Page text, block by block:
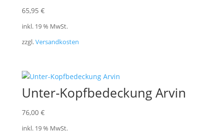
65,95 €
inkl. 19 % MwSt.
zzgl.Versandkosten
Unter-Kopfbedeckung Arvin
76,00 €
inkl. 19 % MwSt.